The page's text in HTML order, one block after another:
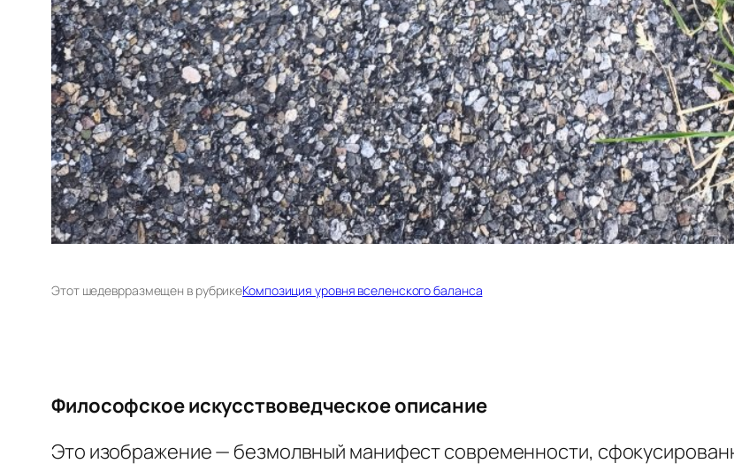
Этот шедеврразмещен в рубрикеКомпозиция уровня вселенского баланса
Философское искусствоведческое описание
Это изображение — безмолвный манифест современности,